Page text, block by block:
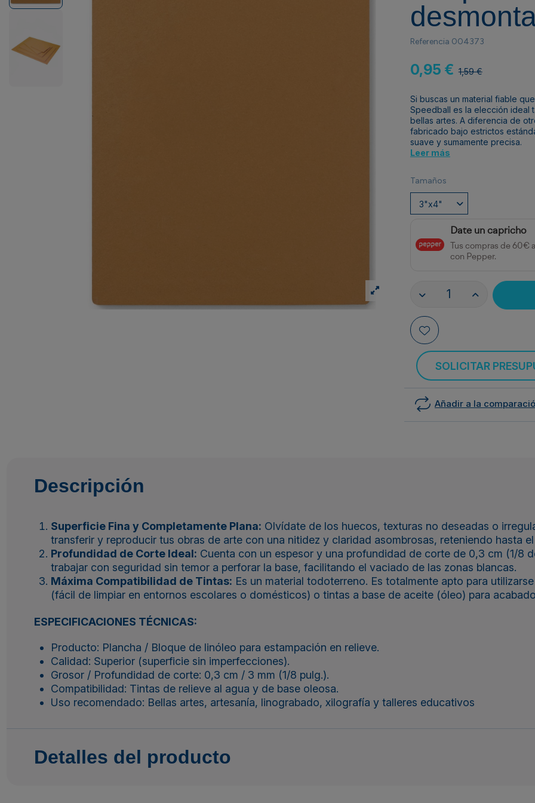
Referencia 004373
0,95 € 1,59 €
Si buscas un material fiable
Speedball es la elección ideal
bellas artes. A diferencia de
fabricado bajo estrictos
suave y sumamente precisa.
Leer más
Tamaños
Date un capricho
Tus compras de
con Pepper.
SOLICITAR
Añadir a la
Descripción
Superficie Fina y Completamente Plana: Olvídate de los huecos, texturas no deseadas o
transferir y reproducir tus obras de arte con una nitidez y claridad asombrosas, reteniendo hasta
Profundidad de Corte Ideal: Cuenta con un espesor y una profundidad de corte de 0,3 cm (1/8
trabajar con seguridad sin temor a perforar la base, facilitando el vaciado de las zonas blancas.
Máxima Compatibilidad de Tintas: Es un material todoterreno. Es totalmente apto para
(fácil de limpiar en entornos escolares o domésticos) o tintas a base de aceite (óleo) para
ESPECIFICACIONES TÉCNICAS:
Producto: Plancha / Bloque de linóleo para estampación en relieve.
Calidad: Superior (superficie sin imperfecciones).
Grosor / Profundidad de corte: 0,3 cm / 3 mm (1/8 pulg.).
Compatibilidad: Tintas de relieve al agua y de base oleosa.
Uso recomendado: Bellas artes, artesanía, linograbado, xilografía y talleres educativos
Detalles del producto